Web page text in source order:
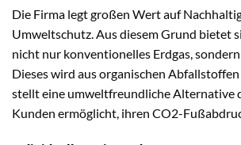
Die Firma legt großen Wert auf
Umweltschutz. Aus diesem Grund bietet
nicht nur konventionelles Erdgas, sondern
Dieses wird aus organischen
stellt eine umweltfreundliche Alternative
Kunden ermöglicht, ihren CO2-